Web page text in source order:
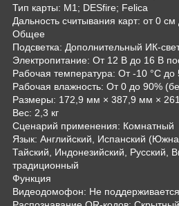
Тип карты: М1; DESfire; Felica
Дальность считывания карт: от 0
Общее
Подсветка: Дополнительный ИК-
Электропитание: От 12 В до 16 В
Рабочая температура: От -10 °C до
Рабочая влажность: От 0 до 90%
Размеры: 172,9 мм × 387,9 мм ×
Вес: 2,3 кг
Сценарий применения: Комнатный
Язык: Английский, Испанский
Тайский, Индонезийский, Русский,
традиционный
Функция
Видеодомофон: Не поддерживается